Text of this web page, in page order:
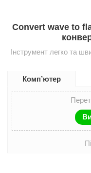
Convert wave to
Інструмент легко та
Комп’ютер